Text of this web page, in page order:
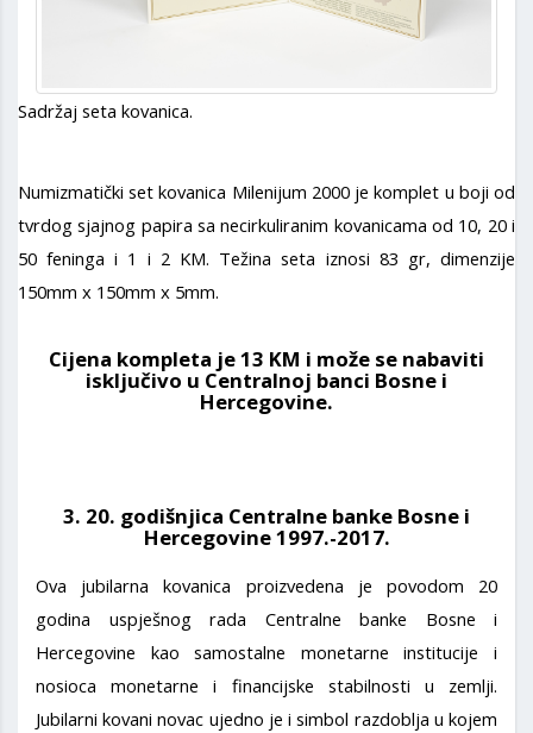
Sadržaj seta kovanica.
Numizmatički set kovanica Milenijum 2000 je komplet u boji od
tvrdog sjajnog papira sa necirkuliranim kovanicama od 10, 20 i
50 feninga i 1 i 2 KM. Težina seta iznosi 83 gr, dimenzije
150mm x 150mm x 5mm.
Cijena kompleta je 13 KM i može se nabaviti
isključivo u Centralnoj banci Bosne i
Hercegovine.
3. 20. godišnjica Centralne banke Bosne i
Hercegovine 1997.-2017.
Ova jubilarna kovanica proizvedena je povodom 20
godina uspješnog rada Centralne banke Bosne i
Hercegovine kao samostalne monetarne institucije i
nosioca monetarne i financijske stabilnosti u zemlji.
Jubilarni kovani novac ujedno je i simbol razdoblja u kojem